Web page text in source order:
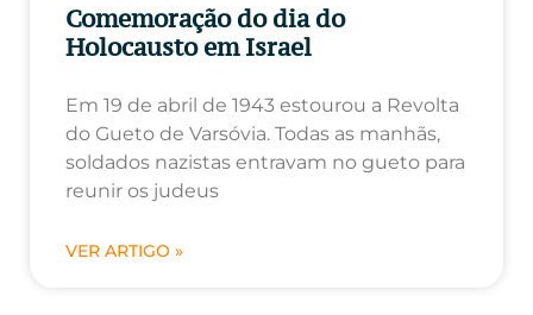
Comemoração do dia do
Holocausto em Israel
Em 19 de abril de 1943 estourou a Revolta
do Gueto de Varsóvia. Todas as manhãs,
soldados nazistas entravam no gueto para
reunir os judeus
VER ARTIGO »